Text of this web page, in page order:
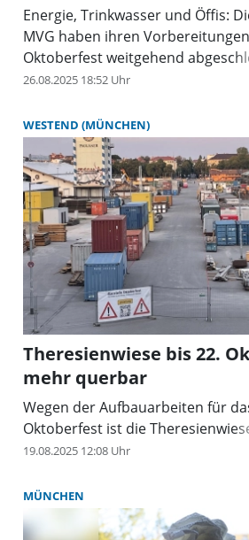
Energie, Trinkwasser und Öffis:
MVG haben ihren
Oktoberfest weitgehend
26.08.2025 18:52 Uhr
WESTEND (MÜNCHEN)
Theresienwiese bis 22.
mehr querbar
Wegen der Aufbauarbeiten für
Oktoberfest ist die
19.08.2025 12:08 Uhr
MÜNCHEN